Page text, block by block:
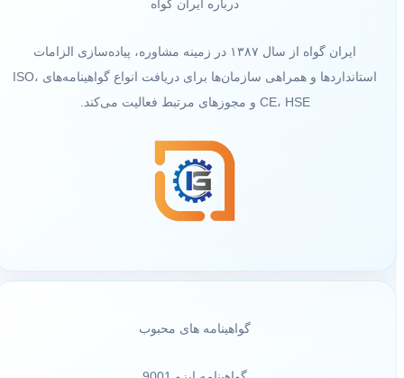
درباره ایران گواه
ایران گواه از سال ۱۳۸۷ در زمینه مشاوره، پیاده‌سازی الزامات
استانداردها و همراهی سازمان‌ها برای دریافت انواع گواهینامه‌های ISO،
CE، HSE و مجوزهای مرتبط فعالیت می‌کند.
گواهینامه های محبوب